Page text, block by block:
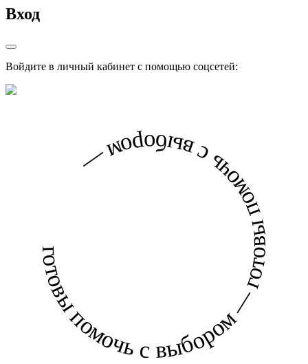
Вход
Войдите в личный кабинет с помощью соцсетей:
готовы помочь с выбором — готовы помочь с выбором —